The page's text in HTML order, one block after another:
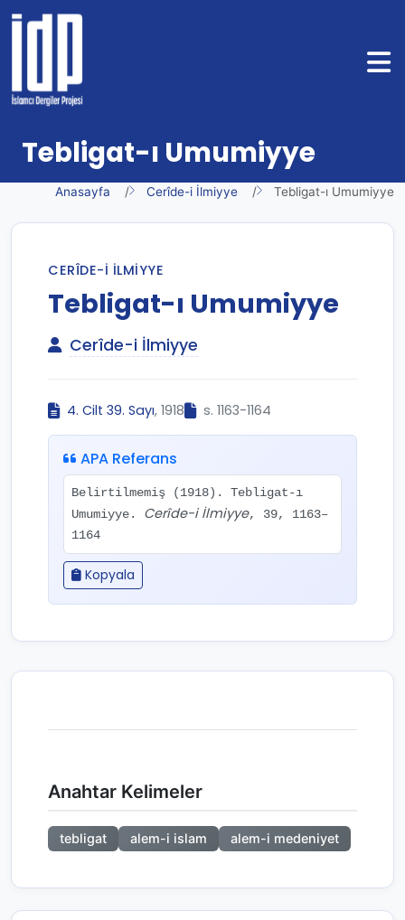
Tebligat-ı Umumiyye
Anasayfa Cerîde-i İlmiyye Tebligat-ı Umumiyye
CERÎDE-I İLMIYYE
Tebligat-ı Umumiyye
Cerîde-i İlmiyye
4. Cilt 39. Sayı, 1918 s. 1163-1164
APA Referans
Belirtilmemiş (1918). Tebligat-ı
Umumiyye. Cerîde-i İlmiyye, 39, 1163–
1164
Kopyala
Anahtar Kelimeler
tebligat alem-i islam alem-i medeniyet